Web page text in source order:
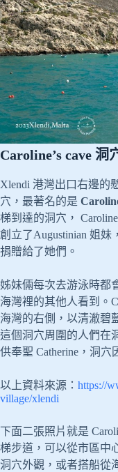
Caroline’s cave 洞
Xlendi 港灣出口右邊的
穴，最著名的是
梯到達的洞穴，
創立了Augustinian 姐
捐贈給了她們。
姊妹倆每次去游泳時都
海灣裡的其他人看到。
海灣的右側，以清澈碧
這個洞穴周圍的人們在
供奉聖 Catherine，洞穴
以上資料來源： https://
village/xlendi
下面二張照片就是
梯步道，可以從市區中
洞穴外觀，或者搭船從